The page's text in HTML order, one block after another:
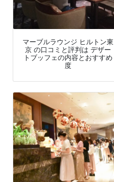
マーブルラウンジ ヒルトン東
京 の口コミと評判は デザー
トブッフェの内容とおすすめ
度